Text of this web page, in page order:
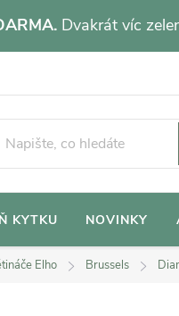
Dvakrát víc
KYTKU NOVINKY
Elho Brussels